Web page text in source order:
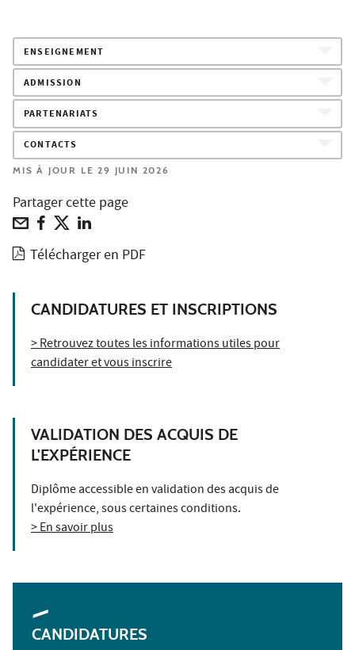
ENSEIGNEMENT
ADMISSION
PARTENARIATS
CONTACTS
MIS À JOUR LE 29 JUIN 2026
Partager cette page
Télécharger en PDF
CANDIDATURES ET INSCRIPTIONS
> Retrouvez toutes les informations utiles pour
candidater et vous inscrire
VALIDATION DES ACQUIS DE
L'EXPÉRIENCE
Diplôme accessible en validation des acquis de
l'expérience, sous certaines conditions.
> En savoir plus
CANDIDATURES